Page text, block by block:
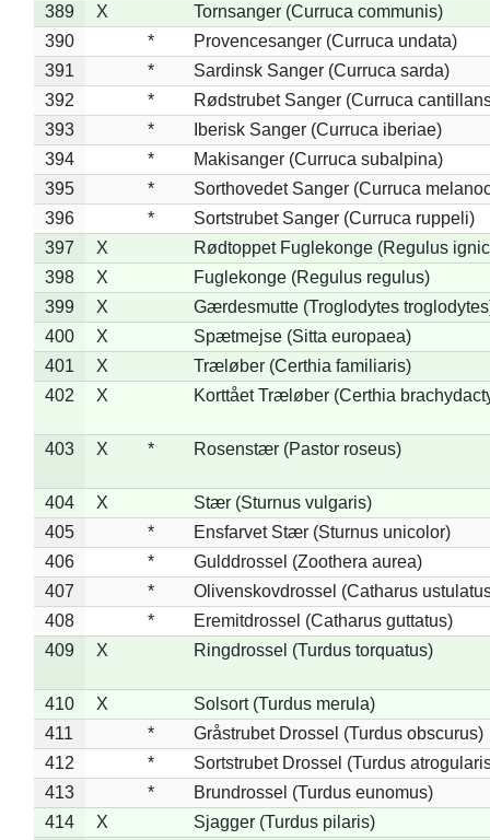
389
X
Tornsanger (Curruca communis)
390
*
Provencesanger (Curruca undata)
391
*
Sardinsk Sanger (Curruca sarda)
392
*
Rødstrubet Sanger (Curruca
393
*
Iberisk Sanger (Curruca iberiae)
394
*
Makisanger (Curruca subalpina)
395
*
Sorthovedet Sanger (Curruca
396
*
Sortstrubet Sanger (Curruca ruppeli)
397
X
Rødtoppet Fuglekonge (Regulus
398
X
Fuglekonge (Regulus regulus)
399
X
Gærdesmutte (Troglodytes
400
X
Spætmejse (Sitta europaea)
401
X
Træløber (Certhia familiaris)
402
X Korttået Træløber (Certhia
403 X * Rosenstær (Pastor roseus)
404 X
Stær (Sturnus vulgaris)
405
*
Ensfarvet Stær (Sturnus unicolor)
406
*
Gulddrossel (Zoothera aurea)
407
*
Olivenskovdrossel (Catharus
408
*
Eremitdrossel (Catharus guttatus)
409
X Ringdrossel (Turdus torquatus)
410 X
Solsort (Turdus merula)
411
*
Gråstrubet Drossel (Turdus obscurus)
412
*
Sortstrubet Drossel (Turdus
413
*
Brundrossel (Turdus eunomus)
414
X
Sjagger (Turdus pilaris)